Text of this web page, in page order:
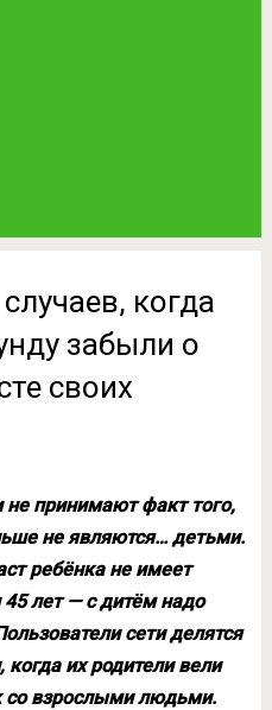
когда
забыли о
своих
не принимают факт того,
не являются… детьми.
ребёнка не имеет
лет — с дитём надо
сети делятся
их родители вели
со взрослыми людьми.